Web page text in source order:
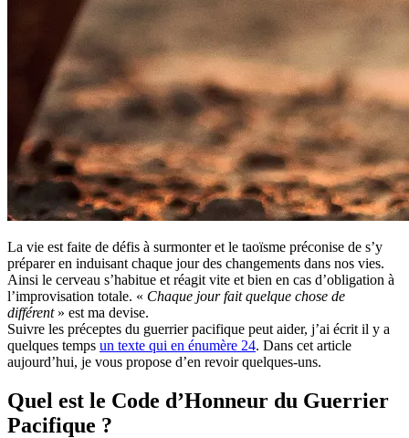
La vie est faite de défis à surmonter et le taoïsme préconise de s’y
préparer en induisant chaque jour des changements dans nos vies.
Ainsi le cerveau s’habitue et réagit vite et bien en cas d’obligation à
l’improvisation totale. « Chaque jour fait quelque chose de
différent» est ma devise.
Suivre les préceptes du guerrier pacifique peut aider, j’ai écrit il y a
quelques temps un texte qui en énumère 24. Dans cet article
aujourd’hui, je vous propose d’en revoir quelques-uns.
Quel est le Code d’Honneur du Guerrier
Pacifique ?